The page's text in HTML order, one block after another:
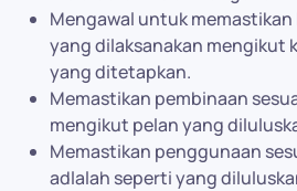
Mengawal untuk
yang dilaksanakan mengikut
yang ditetapkan.
Memastikan pembinaan
mengikut pelan yang
Memastikan penggunaan
adlalah seperti yang